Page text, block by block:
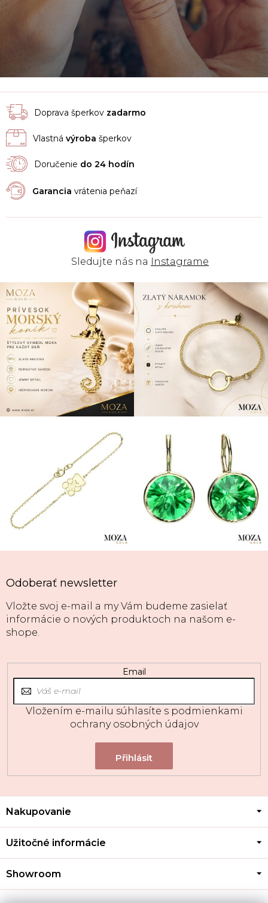
Doprava šperkov zadarmo
Vlastná výroba šperkov
Doručenie do 24 hodín
Garancia vrátenia peňazí
Sledujte nás na Instagrame
Odoberať newsletter
Vložte svoj e-mail a my Vám budeme zasielať
informácie o nových produktoch na našom e-
shope.
Email
Vložením e-mailu súhlasíte s podmienkami
ochrany osobných údajov
Z
p
t
Nakupovanie
Užitočné informácie
Showroom